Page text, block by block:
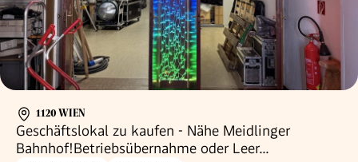
1120 WIEN
Geschäftslokal zu kaufen - Nähe Meidlinger
Bahnhof!Betriebsübernahme oder Leer...